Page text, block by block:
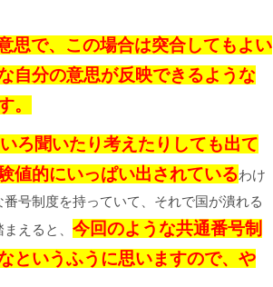
思で、この場合は突合してもよい
自分の意思が反映できるような
。
ろ聞いたり考えたりしても出て
値的にいっぱい出されているわけ
号制度を持っていて、それで国が潰れる
えると、 今回のような共通番号制
というふうに思いますので、や